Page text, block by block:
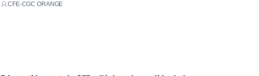
CFE-CGC ORANGE